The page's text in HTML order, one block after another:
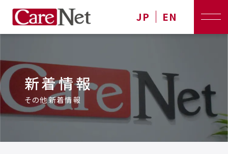
JP EN
新着情報
その他新着情報